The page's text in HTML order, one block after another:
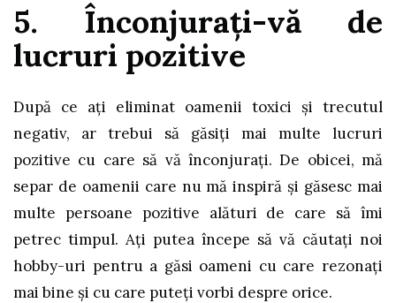
5. Înconjurați-vă de
lucruri pozitive
După ce ați eliminat oamenii toxici și trecutul
negativ, ar trebui să găsiți mai multe lucruri
pozitive cu care să vă înconjurați. De obicei, mă
separ de oamenii care nu mă inspiră și găsesc mai
multe persoane pozitive alături de care să îmi
petrec timpul. Ați putea începe să vă căutați noi
hobby-uri pentru a găsi oameni cu care rezonați
mai bine și cu care puteți vorbi despre orice.